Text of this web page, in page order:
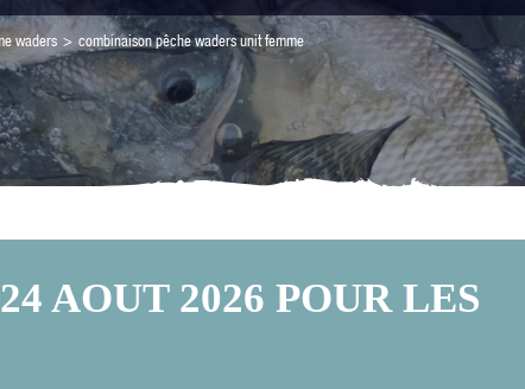
waders > combinaison pêche waders unit femme
AOUT 2026 POUR LES